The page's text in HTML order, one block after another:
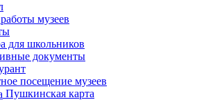
музеев
для школьников
документы
посещение музеев
Пушкинская карта